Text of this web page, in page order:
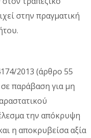
στην πραγματική
2013 (άρθρο 55
παράβαση για μη
την απόκρυψη
η αποκρυβείσα αξία